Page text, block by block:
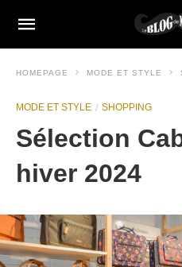
HOMEPAGE MODE ET STYLE
MODE ET STYLE SHOPPING
Sélection
hiver 2024